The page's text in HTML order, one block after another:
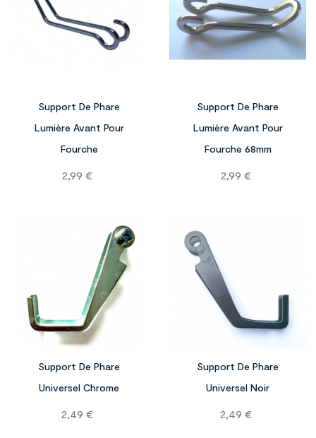
Support De Phare
Lumière Avant Pour
Fourche
Prix
2,99 €
Support De Phare
Lumière Avant Pour
Fourche 68mm
Prix
2,99 €
Support De Phare
Universel Chrome
Prix
2,49 €
Support De Phare
Universel Noir
Prix
2,49 €